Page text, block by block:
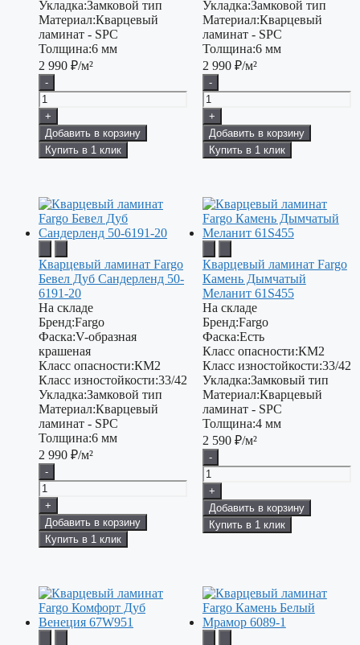
Укладка:Замковой тип
Материал:Кварцевый
ламинат - SPC
Толщина:6 мм
2 990 ₽/м²
-
+
Добавить в корзину
Купить в 1 клик
Укладка:Замковой тип
Материал:Кварцевый
ламинат - SPC
Толщина:6 мм
2 990 ₽/м²
-
+
Добавить в корзину
Купить в 1 клик
Кварцевый ламинат Fargo
Бевел Дуб Сандерленд 50-
6191-20
На складе
Бренд:Fargo
Фаска:V-образная
крашеная
Класс опасности:КМ2
Класс изностойкости:33/42
Укладка:Замковой тип
Материал:Кварцевый
ламинат - SPC
Толщина:6 мм
2 990 ₽/м²
-
+
Добавить в корзину
Купить в 1 клик
Кварцевый ламинат Fargo
Камень Дымчатый
Меланит 61S455
На складе
Бренд:Fargo
Фаска:Есть
Класс опасности:КМ2
Класс изностойкости:33/42
Укладка:Замковый тип
Материал:Кварцевый
ламинат - SPC
Толщина:4 мм
2 590 ₽/м²
-
+
Добавить в корзину
Купить в 1 клик